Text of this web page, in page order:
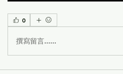
0
撰寫留言......